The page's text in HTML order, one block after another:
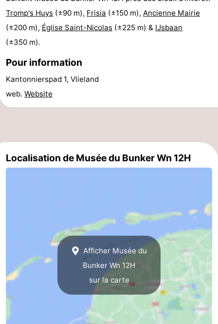
Texel
Météo
Contact
Tromp's Huys (±90 m), Frisia (±150 m), Ancienne Mairie
(±200 m), Église Saint-Nicolas (±225 m) & IJsbaan
(±350 m).
Pour information
Kantonnierspad 1, Vlieland
web. Website
Localisation de Musée du Bunker Wn 12H
Afficher Musée du
Bunker Wn 12H
sur la carte